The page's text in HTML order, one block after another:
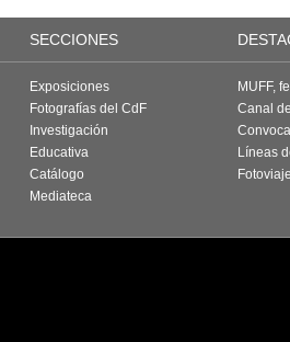
SECCIONES
Exposiciones
Fotografías del CdF
Investigación
Educativa
Catálogo
Mediateca
MUFF,
Canal
Líneas